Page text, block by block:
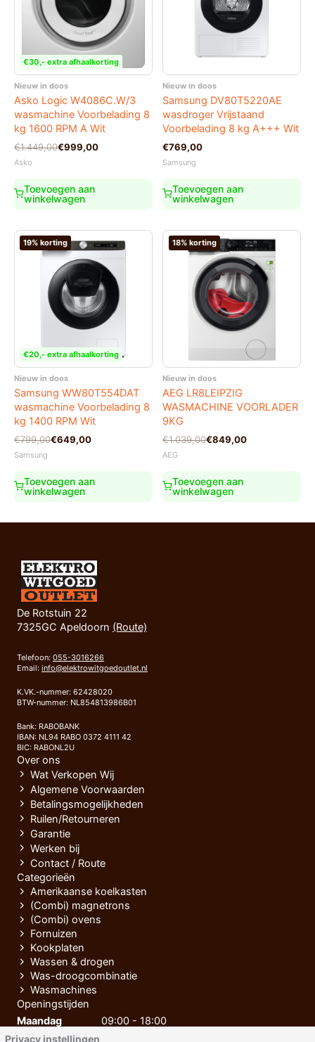
€30,- extra afhaalkorting
Nieuw in doos
Asko Logic W4086C.W/3
wasmachine Voorbelading 8
kg 1600 RPM A Wit
€1.449,00
Oorspronkelijke
prijs
€999,00
Huidige
prijs
Asko
Toevoegen aan
winkelwagen
Nieuw in doos
Samsung DV80T5220AE
wasdroger Vrijstaand
Voorbelading 8 kg A+++ Wit
€769,00
Samsung
Toevoegen aan
winkelwagen
€20,- extra afhaalkorting
19% korting
Nieuw in doos
Samsung WW80T554DAT
wasmachine Voorbelading 8
kg 1400 RPM Wit
€799,00
Oorspronkelijke
prijs
€649,00
Huidige
prijs
Samsung
Toevoegen aan
winkelwagen
18% korting
Nieuw in doos
AEG LR8LEIPZIG
WASMACHINE VOORLADER
9KG
€1.039,00
Oorspronkelijke
prijs
€849,00
Huidige
prijs
AEG
Toevoegen aan
winkelwagen
De Rotstuin 22
7325GC Apeldoorn (Route)
Telefoon: 055-3016266
Email: info@elektrowitgoedoutlet.nl
K.VK.-nummer: 62428020
BTW-nummer: NL854813986B01
Bank: RABOBANK
IBAN: NL94 RABO 0372 4111 42
BIC: RABONL2U
Over ons
Wat Verkopen Wij
Algemene Voorwaarden
Betalingsmogelijkheden
Ruilen/Retourneren
Garantie
Werken bij
Contact / Route
Categorieën
Amerikaanse koelkasten
(Combi) magnetrons
(Combi) ovens
Fornuizen
Kookplaten
Wassen & drogen
Was-droogcombinatie
Wasmachines
Openingstijden
Maandag
09:00 - 18:00
Privacy instellingen